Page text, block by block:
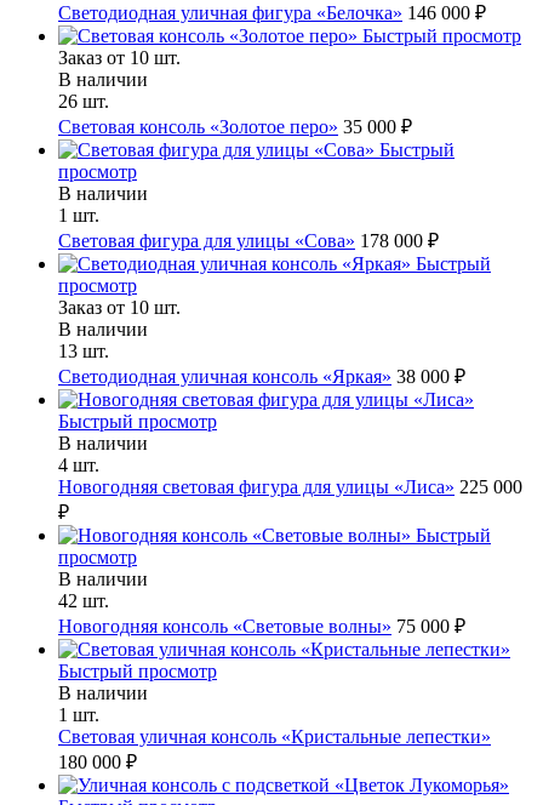
Светодиодная уличная фигура «Белочка» 146 000 ₽
Быстрый просмотр
Заказ от 10 шт.
В наличии
26 шт.
Световая консоль «Золотое перо» 35 000 ₽
Быстрый
просмотр
В наличии
1 шт.
Световая фигура для улицы «Сова» 178 000 ₽
Быстрый
просмотр
Заказ от 10 шт.
В наличии
13 шт.
Светодиодная уличная консоль «Яркая» 38 000 ₽
Быстрый просмотр
В наличии
4 шт.
Новогодняя световая фигура для улицы «Лиса» 225 000
₽
Быстрый
просмотр
В наличии
42 шт.
Новогодняя консоль «Световые волны» 75 000 ₽
Быстрый просмотр
В наличии
1 шт.
Световая уличная консоль «Кристальные лепестки»
180 000 ₽